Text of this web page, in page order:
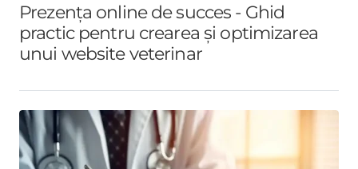
Prezența online de succes - Ghid
practic pentru crearea și optimizarea
unui website veterinar